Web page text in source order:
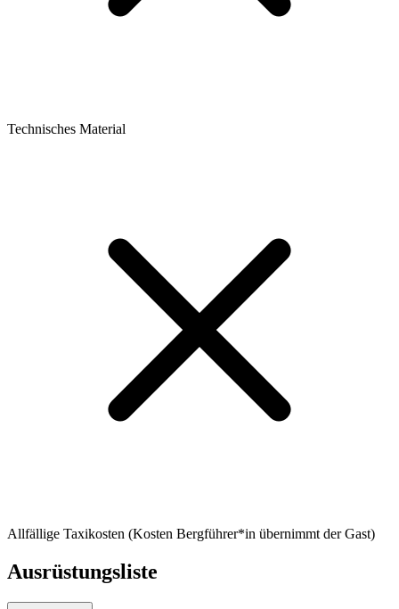
Technisches Material
Allfällige Taxikosten (Kosten Bergführer*in übernimmt der Gast)
Ausrüstungsliste